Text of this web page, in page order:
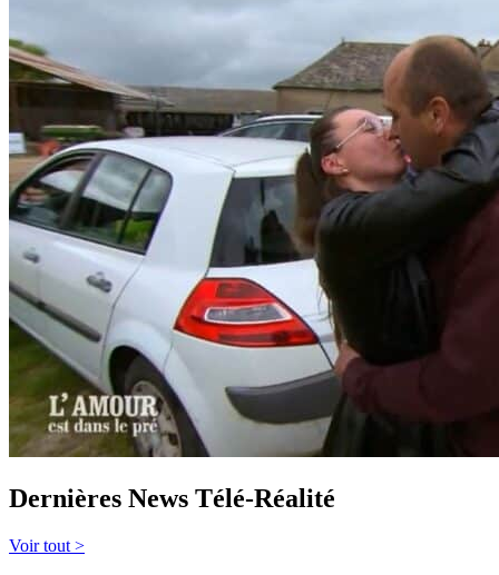
Dernières News Télé-Réalité
Voir tout >